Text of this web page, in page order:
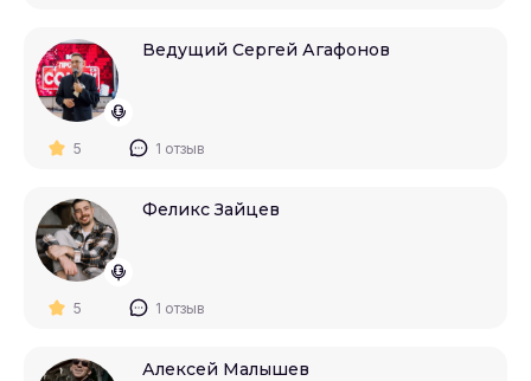
Ведущий Сергей Агафонов
5 1 отзыв
Феликс Зайцев
5 1 отзыв
Алексей Малышев